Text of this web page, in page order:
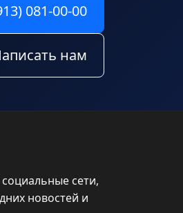
081-00-00
нам
сети,
новостей и